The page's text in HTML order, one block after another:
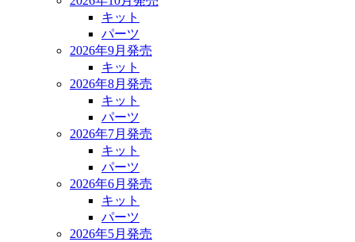
キット
パーツ
2026年9月発売
キット
2026年8月発売
キット
パーツ
2026年7月発売
キット
パーツ
2026年6月発売
キット
パーツ
2026年5月発売